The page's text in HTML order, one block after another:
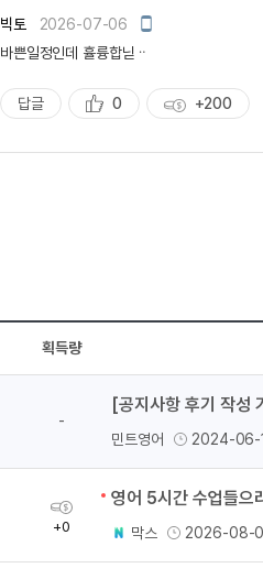
빅토 2026-07-06
모
성
바쁜일정인데 휼륭합닏ᆢ
답글
추
천
0
획
득
+200
획득량
-
[공지사항 후기 작성
민트영어 2024-06-
획
득
+0 막스 2026-08-